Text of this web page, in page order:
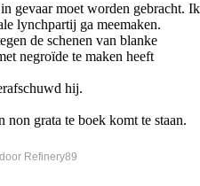
gevaar moet worden gebracht. Ik
lynchpartij ga meemaken.
de schenen van blanke
negroïde te maken heeft
hij.
non grata te boek komt te staan.
Refinery89